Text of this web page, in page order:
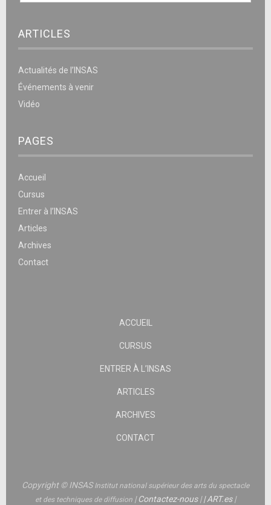
ARTICLES
Actualités de l’INSAS
Événements à venir
Vidéo
PAGES
Accueil
Cursus
Entrer à l’INSAS
Articles
Archives
Contact
ACCUEIL
CURSUS
ENTRER À L’INSAS
ARTICLES
ARCHIVES
CONTACT
Copyright © INSASInstitut national supérieur des arts du spectacle
et des techniques de diffusion |Contactez-nous||ART.es|